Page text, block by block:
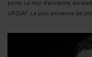
porte. Le mur d'enceinte,
URSSAF. La plus ancienne de